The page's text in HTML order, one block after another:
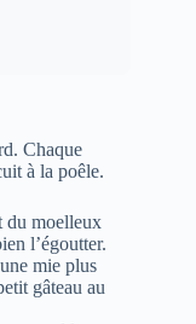
Chaque
à la poêle.
du moelleux
l’égoutter.
mie plus
gâteau au